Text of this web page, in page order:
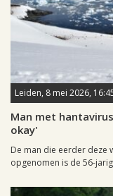
Leiden, 8 mei 2026,
Man met
okay'
De man die eerder deze
opgenomen is de 56-